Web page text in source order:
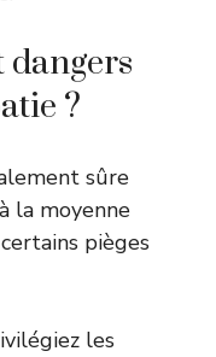
dangers
?
sûre
la moyenne
pièges
les